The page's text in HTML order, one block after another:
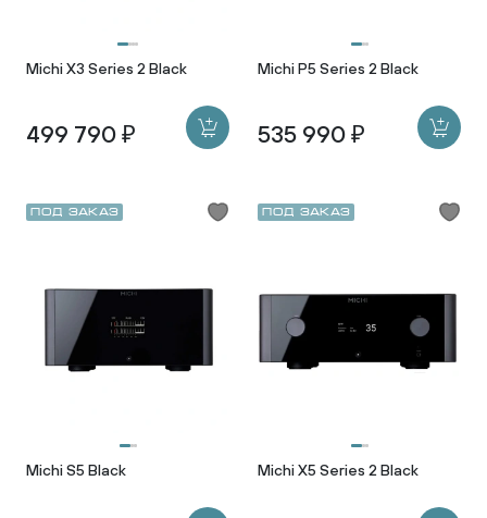
Michi X3 Series 2 Black
499 790 ₽
Michi P5 Series 2 Black
535 990 ₽
Под заказ
Michi S5 Black
Под заказ
Michi X5 Series 2 Black